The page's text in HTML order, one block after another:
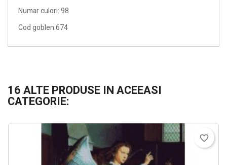
Numar culori: 98
Cod goblen:674
16 ALTE PRODUSE IN ACEEASI
CATEGORIE:
favorite_border